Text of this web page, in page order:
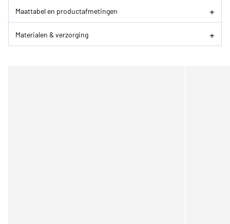
Maattabel en productafmetingen
Materialen & verzorging